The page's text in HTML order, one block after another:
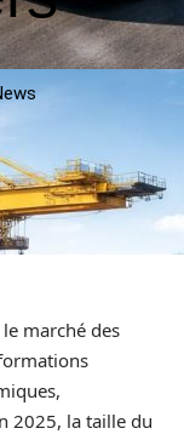
marché des
2025, la taille du